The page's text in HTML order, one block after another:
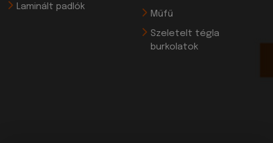
Laminált padlók
Műfű
Szeletelt tégla
burkolatok